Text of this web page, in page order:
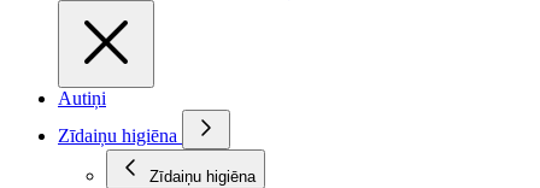
Autiņi
Zīdaiņu higiēna
Zīdaiņu higiēna